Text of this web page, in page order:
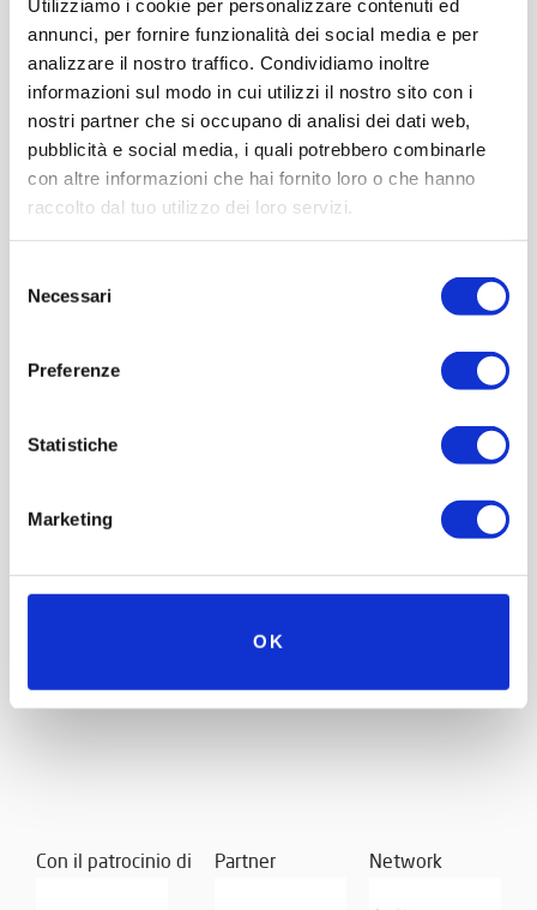
Utilizziamo i cookie per personalizzare contenuti ed
annunci, per fornire funzionalità dei social media e per
analizzare il nostro traffico. Condividiamo inoltre
informazioni sul modo in cui utilizzi il nostro sito con i
nostri partner che si occupano di analisi dei dati web,
pubblicità e social media, i quali potrebbero combinarle
con altre informazioni che hai fornito loro o che hanno
raccolto dal tuo utilizzo dei loro servizi.
delNecessari
Preferenze
Statistiche
Marketing
OK
Con il patrocinio di Partner Network